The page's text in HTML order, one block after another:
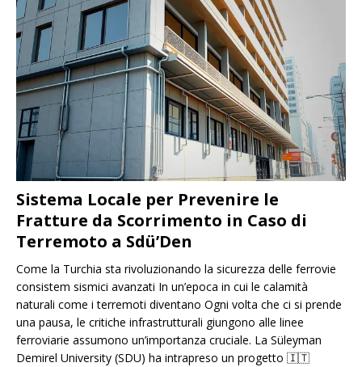
Sistema Locale per Prevenire le
Fratture da Scorrimento in Caso di
Terremoto a Sdü’Den
Come la Turchia sta rivoluzionando la sicurezza delle ferrovie
consistem sismici avanzati In un’epoca in cui le calamità
naturali come i terremoti diventano Ogni volta che ci si prende
una pausa, le critiche infrastrutturali giungono alle linee
ferroviarie assumono un’importanza cruciale. La Süleyman
Demirel University (SDU) ha intrapreso un progetto 🇮🇹